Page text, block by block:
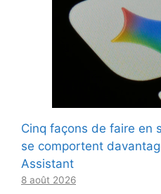
Cinq façons de faire en
se comportent
Assistant
8 août 2026